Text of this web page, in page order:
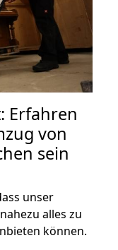
Erfahren
von
sein
unser
alles zu
können.